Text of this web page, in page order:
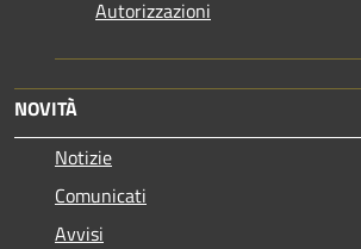
Autorizzazioni
NOVITÀ
Notizie
Comunicati
Avvisi